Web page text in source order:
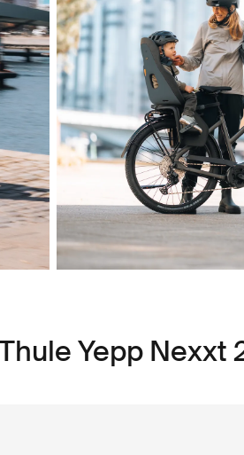
Yepp Nexxt